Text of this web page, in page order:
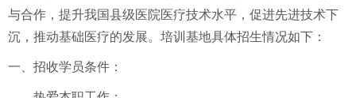
与合作，提升我国县级医院医疗技术水平，促进先进技术下
沉，推动基础医疗的发展。培训基地具体招生情况如下：
一、招收学员条件：